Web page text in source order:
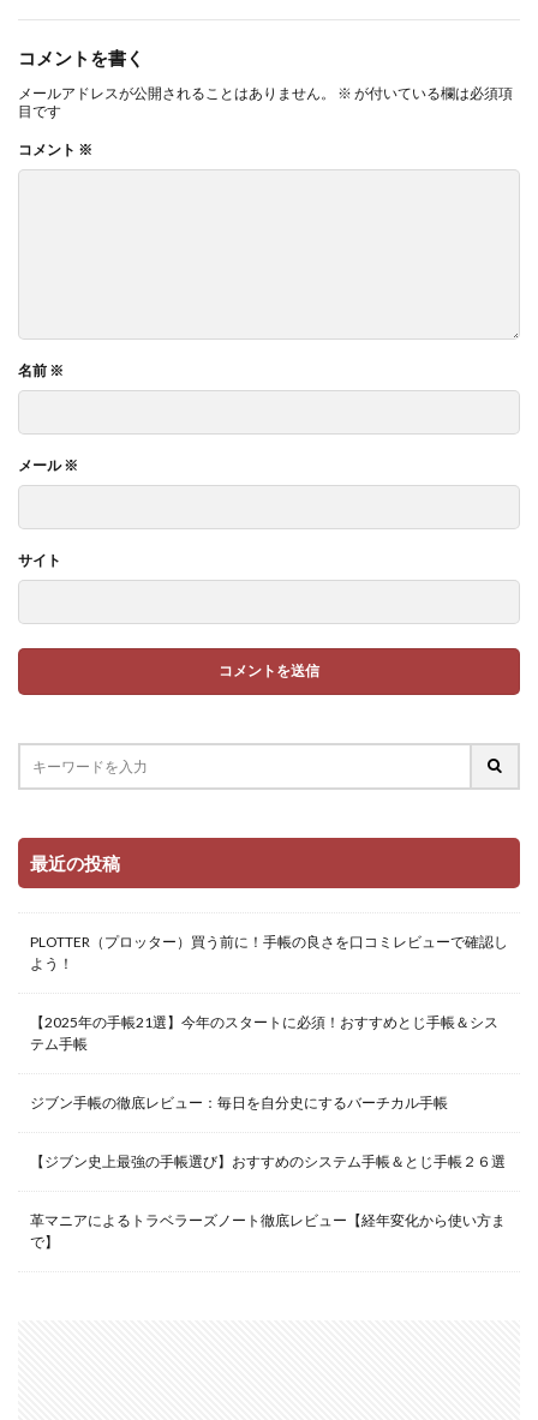
コメントを書く
メールアドレスが公開されることはありません。 ※ が付いている欄は必須項
目です
コメント ※
名前 ※
メール※
サイト
最近の投稿
PLOTTER（プロッター）買う前に！手帳の良さを口コミレビューで確認し
よう！
【2025年の手帳21選】今年のスタートに必須！おすすめとじ手帳＆シス
テム手帳
ジブン手帳の徹底レビュー：毎日を自分史にするバーチカル手帳
【ジブン史上最強の手帳選び】おすすめのシステム手帳＆とじ手帳２６選
革マニアによるトラベラーズノート徹底レビュー【経年変化から使い方ま
で】